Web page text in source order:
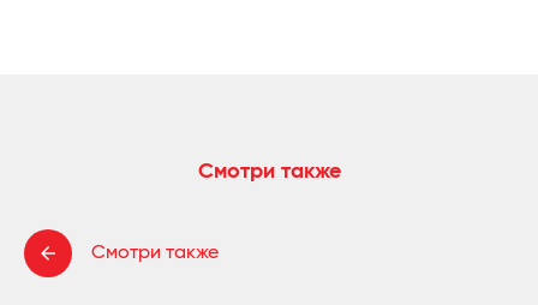
Смотри также
Смотри также